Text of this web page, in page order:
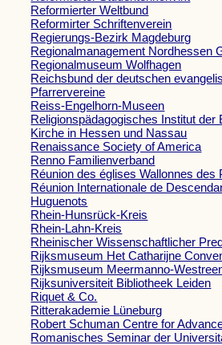
Reformierter Weltbund
Reformirter Schriftenverein
Regierungs-Bezirk Magdeburg
Regionalmanagement Nordhessen
Regionalmuseum Wolfhagen
Reichsbund der deutschen
Pfarrervereine
Reiss-Engelhorn-Museen
Religionspädagogisches Institut der
Kirche in Hessen und Nassau
Renaissance Society of America
Renno Familienverband
Réunion des églises Wallonnes des
Réunion Internationale de
Huguenots
Rhein-Hunsrück-Kreis
Rhein-Lahn-Kreis
Rheinischer Wissenschaftlicher
Rijksmuseum Het Catharijne
Rijksmuseum Meermanno-
Rijksuniversiteit Bibliotheek Leiden
Riquet & Co.
Ritterakademie Lüneburg
Robert Schuman Centre for
Romanisches Seminar der